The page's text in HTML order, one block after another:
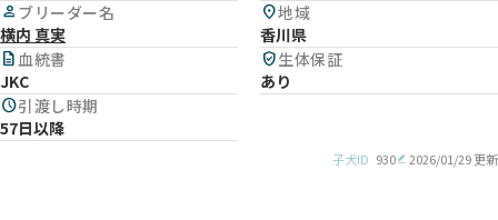
person ブリーダー名
横内 真実
location_on地域
香川県
description血統書
JKC
verified_user生体保証
あり
schedule引渡し時期
57日以降
子犬ID 930 2026/01/29 更新